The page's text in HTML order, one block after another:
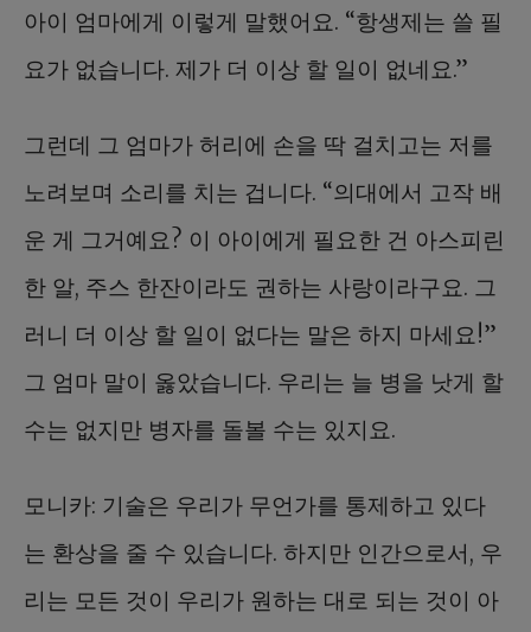
아이 엄마에게 이렇게 말했어요. “항생제는 쓸 필
요가 없습니다. 제가 더 이상 할 일이 없네요.”
그런데 그 엄마가 허리에 손을 딱 걸치고는 저를
노려보며 소리를 치는 겁니다. “의대에서 고작 배
운 게 그거예요? 이 아이에게 필요한 건 아스피린
한 알, 주스 한잔이라도 권하는 사랑이라구요. 그
러니 더 이상 할 일이 없다는 말은 하지 마세요!”
그 엄마 말이 옳았습니다. 우리는 늘 병을 낫게 할
수는 없지만 병자를 돌볼 수는 있지요.
모니카: 기술은 우리가 무언가를 통제하고 있다
는 환상을 줄 수 있습니다. 하지만 인간으로서, 우
리는 모든 것이 우리가 원하는 대로 되는 것이 아